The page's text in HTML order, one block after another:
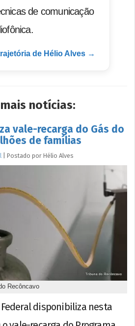
de comunicação
de Hélio Alves →
notícias:
vale-recarga do Gás do
de famílias
Postado por Hélio Alves
Recôncavo
Federal disponibiliza nesta